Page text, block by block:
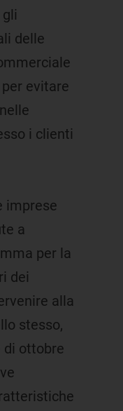
delle
evitare
i clienti
imprese
a
per la
dei
alla
stesso,
di ottobre